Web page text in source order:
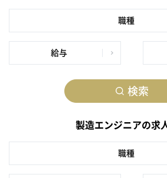
職種
給与
検索
製造エンジニアの求
職種